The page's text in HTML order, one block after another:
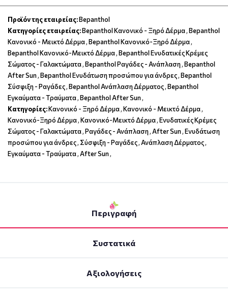
Προϊόν της εταιρείας:Bepanthol
Κατηγορίες εταιρείας:Bepanthol Κανονικό - Ξηρό Δέρμα,Bepanthol
Κανονικό - Μεικτό Δέρμα,Bepanthol Κανονικό-Ξηρό Δέρμα,
Bepanthol Κανονικό-Μεικτό Δέρμα,Bepanthol Ενυδατικές Κρέμες
Σώματος - Γαλακτώματα,Bepanthol Ραγάδες - Ανάπλαση,Bepanthol
After Sun,Bepanthol Ενυδάτωση προσώπου για άνδρες,Bepanthol
Σύσφιξη - Ραγάδες,Bepanthol Ανάπλαση Δέρματος,Bepanthol
Εγκαύματα - Τραύματα,Bepanthol After Sun,
Κατηγορίες:Κανονικό - Ξηρό Δέρμα,Κανονικό - Μεικτό Δέρμα,
Κανονικό-Ξηρό Δέρμα,Κανονικό-Μεικτό Δέρμα,Ενυδατικές Κρέμες
Σώματος - Γαλακτώματα,Ραγάδες - Ανάπλαση,After Sun,Ενυδάτωση
προσώπου για άνδρες, Σύσφιξη - Ραγάδες,Ανάπλαση Δέρματος,
Εγκαύματα - Τραύματα,After Sun,
Περιγραφή
Συστατικά
Αξιολογήσεις